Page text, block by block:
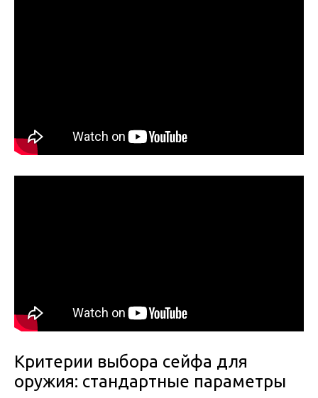
Критерии выбора сейфа для
оружия: стандартные параметры